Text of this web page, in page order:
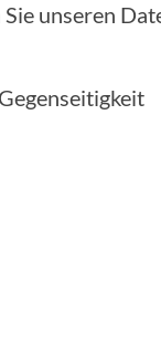
unseren